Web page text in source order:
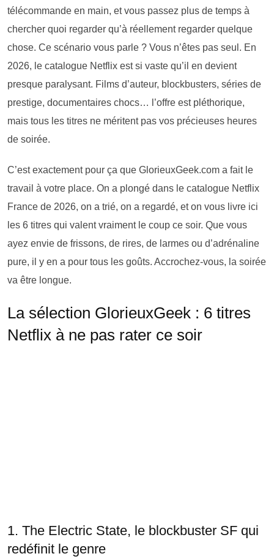
télécommande en main, et vous passez plus de temps à
chercher quoi regarder qu’à réellement regarder quelque
chose. Ce scénario vous parle ? Vous n’êtes pas seul. En
2026, le catalogue Netflix est si vaste qu’il en devient
presque paralysant. Films d’auteur, blockbusters, séries de
prestige, documentaires chocs… l’offre est pléthorique,
mais tous les titres ne méritent pas vos précieuses heures
de soirée.
C’est exactement pour ça que GlorieuxGeek.com a fait le
travail à votre place. On a plongé dans le catalogue Netflix
France de 2026, on a trié, on a regardé, et on vous livre ici
les 6 titres qui valent vraiment le coup ce soir. Que vous
ayez envie de frissons, de rires, de larmes ou d’adrénaline
pure, il y en a pour tous les goûts. Accrochez-vous, la soirée
va être longue.
La sélection GlorieuxGeek : 6 titres
Netflix à ne pas rater ce soir
1. The Electric State, le blockbuster SF qui
redéfinit le genre